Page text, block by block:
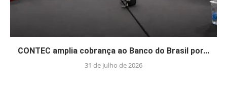
CONTEC amplia cobrança ao Banco do Brasil por...
31 de julho de 2026